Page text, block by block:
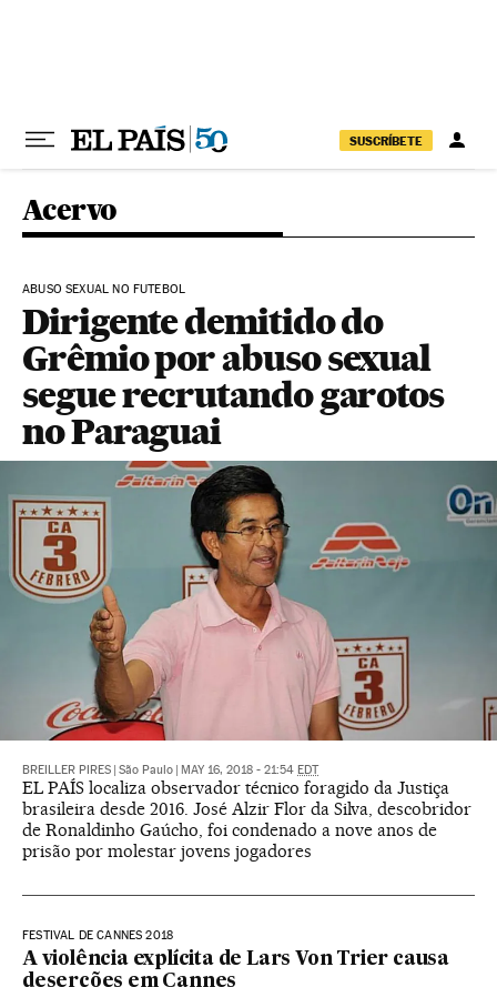
SUSCRÍBETE
Acervo
ABUSO SEXUAL NO FUTEBOL
Dirigente demitido do
Grêmio por abuso sexual
segue recrutando garotos
no Paraguai
BREILLER PIRES São Paulo MAY 16, 2018 - 21:54 EDT
EL PAÍS localiza observador técnico foragido da Justiça
brasileira desde 2016. José Alzir Flor da Silva, descobridor
de Ronaldinho Gaúcho, foi condenado a nove anos de
prisão por molestar jovens jogadores
FESTIVAL DE CANNES 2018
A violência explícita de Lars Von Trier causa
deserções em Cannes